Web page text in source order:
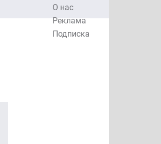
О нас
Реклама
Подписка